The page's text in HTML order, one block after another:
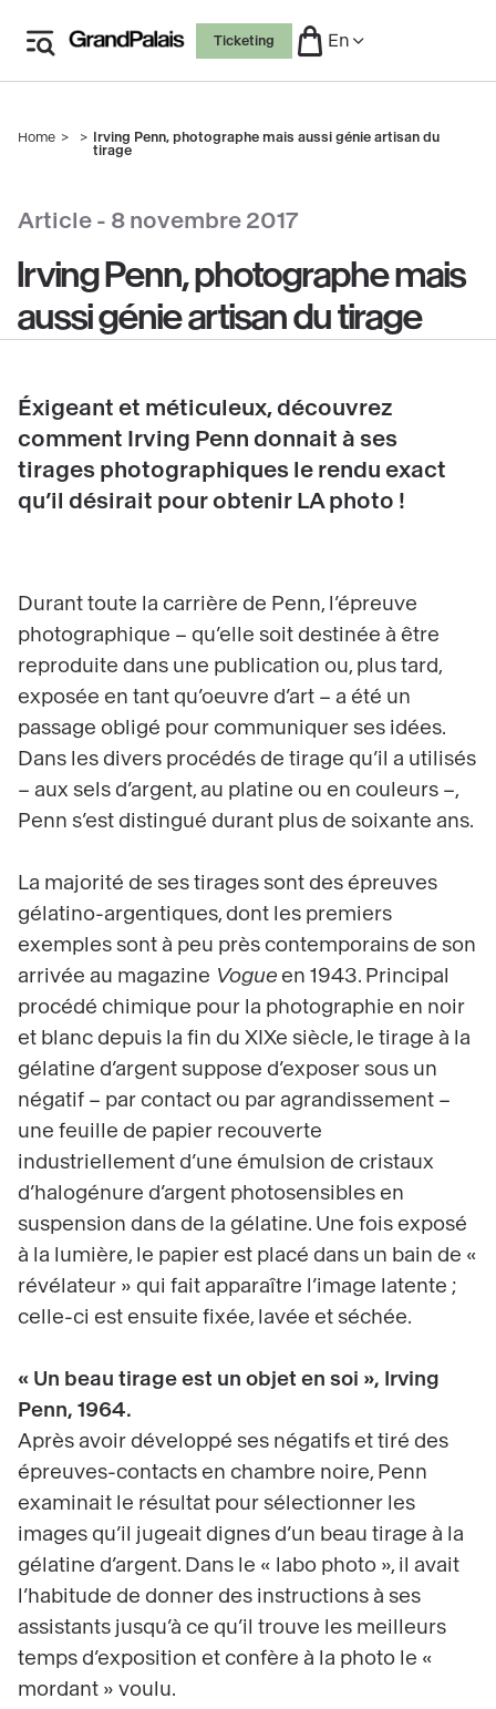
main
Ticketing En
Breadcrumb
Home
Irving Penn, photographe mais aussi génie artisan du
tirage
Article - 8 novembre 2017
Irving Penn, photographe mais
aussi génie artisan du tirage
Éxigeant et méticuleux, découvrez
comment Irving Penn donnait à ses
tirages photographiques le rendu exact
qu’il désirait pour obtenir LA photo !
Durant toute la carrière de Penn, l’épreuve
photographique – qu’elle soit destinée à être
reproduite dans une publication ou, plus tard,
exposée en tant qu’oeuvre d’art – a été un
passage obligé pour communiquer ses idées.
Dans les divers procédés de tirage qu’il a utilisés
– aux sels d’argent, au platine ou en couleurs –,
Penn s’est distingué durant plus de soixante ans.
La majorité de ses tirages sont des épreuves
gélatino-argentiques, dont les premiers
exemples sont à peu près contemporains de son
arrivée au magazine Vogue en 1943. Principal
procédé chimique pour la photographie en noir
et blanc depuis la fin du XIXe siècle, le tirage à la
gélatine d’argent suppose d’exposer sous un
négatif – par contact ou par agrandissement –
une feuille de papier recouverte
industriellement d’une émulsion de cristaux
d’halogénure d’argent photosensibles en
suspension dans de la gélatine. Une fois exposé
à la lumière, le papier est placé dans un bain de «
révélateur » qui fait apparaître l’image latente ;
celle-ci est ensuite fixée, lavée et séchée.
« Un beau tirage est un objet en soi », Irving
Penn, 1964.
Après avoir développé ses négatifs et tiré des
épreuves-contacts en chambre noire, Penn
examinait le résultat pour sélectionner les
images qu’il jugeait dignes d’un beau tirage à la
gélatine d’argent. Dans le « labo photo », il avait
l’habitude de donner des instructions à ses
assistants jusqu’à ce qu’il trouve les meilleurs
temps d’exposition et confère à la photo le «
mordant » voulu.